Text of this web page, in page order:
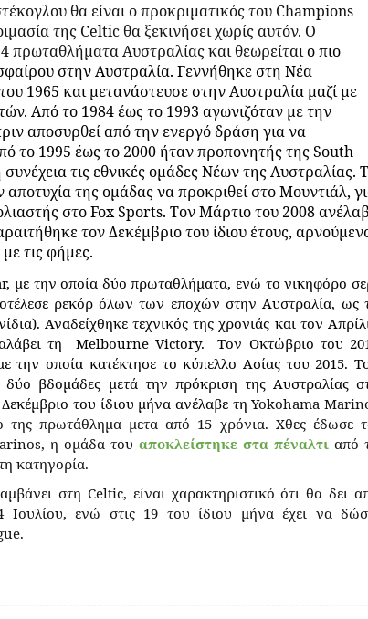
θα είναι ο προκριματικός του Champions
της Celticθα ξεκινήσει χωρίς αυτόν. Ο
4 πρωταθλήματα Αυστραλίας και θεωρείταιο πιο
στην Αυστραλία. Γεννήθηκε στη Νέα
1965 και μετανάστευσε στην Αυστραλία μαζί με
Από το 1984 έως το 1993 αγωνιζόταν με την
αποσυρθεί από την ενεργό δράση για να
το 1995 έως το 2000 ήταν προπονητής της South
τις εθνικές ομάδες Νέων της Αυστραλίας.
της ομάδας να προκριθεί στο Μουντιάλ,
στο Fox Sports. Τον Μάρτιο του 2008
τον Δεκέμβριο του ίδιου έτους,
τις φήμες.
με την οποία δύο πρωταθλήματα, ενώ το νικηφόρο
ρεκόρ όλων των εποχών στην Αυστραλία, ως
Αναδείχθηκε τεχνικός της χρονιάς και τον
τη
Melbourne Victory. Τον Οκτώβριο του
την οποία κατέκτησε το κύπελλο Ασίας του 2015.
βδομάδες μετά την πρόκριση της Αυστραλίας
του ίδιου μήνα ανέλαβε τηYokohama
πρωτάθλημα μετα από 15 χρόνια. Χθες έδωσε
, η ομάδα του αποκλείστηκε στα πέναλτι από
κατηγορία.
στη Celtic, είναι χαρακτηριστικό ότι θα δει
Ιουλίου, ενώ στις 19 του ίδιου μήνα έχει να
.